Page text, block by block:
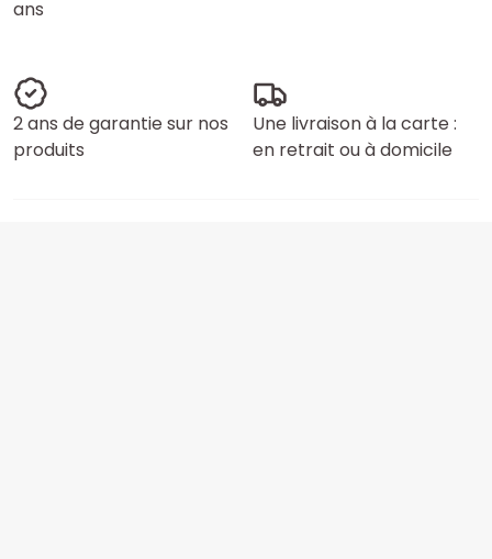
ans
2 ans de garantie sur nos
produits
Une livraison à la carte :
en retrait ou à domicile